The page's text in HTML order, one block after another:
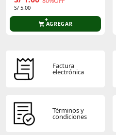
S/ 5.00
AGREGAR
Factura
electrónica
Términos y
condiciones